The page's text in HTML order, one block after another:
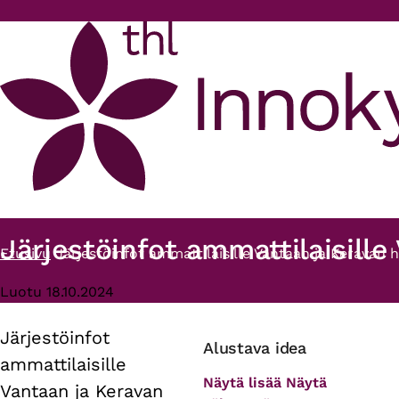
Murupolku
Etusivu Järjestöinfot ammattilaisille Vantaan ja Keravan
Järjestöinfot ammattilaisille
Luotu 18.10.2024
Primary
tabs
Järjestöinfot
ammattilaisille
Vantaan ja Keravan
Alustava idea
Näytä lisää Näytä